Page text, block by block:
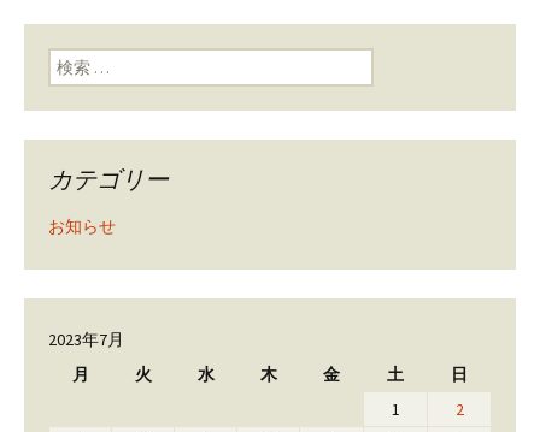
検索:
カテゴリー
お知らせ
2023年7月
月
火 水 木 金 土 日
1
2